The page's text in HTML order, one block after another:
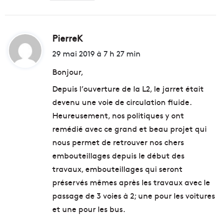
PierreK
i
:
29 mai 2019 à 7 h 27 min
Bonjour,
Depuis l’ouverture de la L2, le jarret était
devenu une voie de circulation fluide.
Heureusement, nos politiques y ont
remédié avec ce grand et beau projet qui
nous permet de retrouver nos chers
embouteillages depuis le début des
travaux, embouteillages qui seront
préservés mêmes après les travaux avec le
passage de 3 voies à 2; une pour les voitures
et une pour les bus.